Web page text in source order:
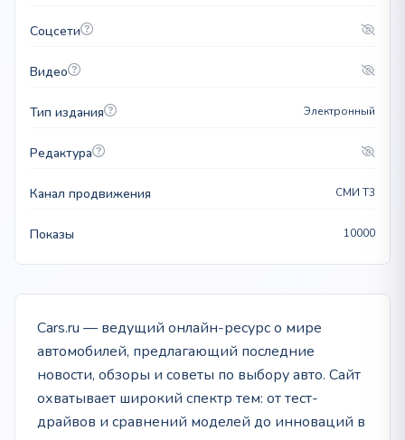
Соцсети
Видео
Тип издания Электронный
Редактура
Канал продвижения СМИ T3
Показы 10000
Cars.ru — ведущий онлайн-ресурс о мире
автомобилей, предлагающий последние
новости, обзоры и советы по выбору авто. Сайт
охватывает широкий спектр тем: от тест-
драйвов и сравнений моделей до инноваций в